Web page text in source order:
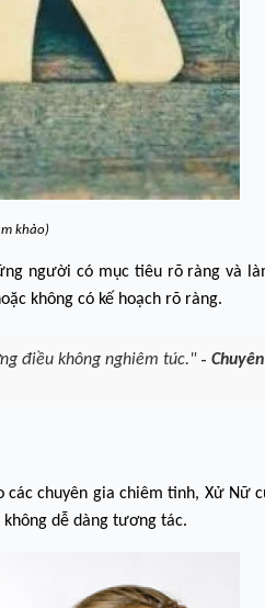
khảo)
người có mục tiêu rõ ràng và
không có kế hoạch rõ ràng.
điều không nghiêm túc." -
chuyên gia chiêm tinh, Xử Nữ
dễ dàng tương tác.